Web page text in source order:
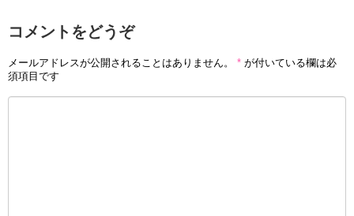
コメントをどうぞ
メールアドレスが公開されることはありません。 * が付いている欄は必
須項目です